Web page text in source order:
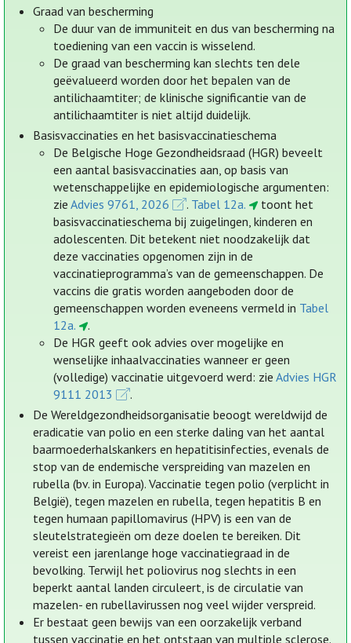
Graad van bescherming
De duur van de immuniteit en dus van bescherming na
toediening van een vaccin is wisselend.
De graad van bescherming kan slechts ten dele
geëvalueerd worden door het bepalen van de
antilichaamtiter; de klinische significantie van de
antilichaamtiter is niet altijd duidelijk.
Basisvaccinaties en het basisvaccinatieschema
De Belgische Hoge Gezondheidsraad (HGR) beveelt
een aantal basisvaccinaties aan, op basis van
wetenschappelijke en epidemiologische argumenten:
zieAdvies 9761, 2026 . Tabel 12a.
toont het
basisvaccinatieschema bij zuigelingen, kinderen en
adolescenten. Dit betekent niet noodzakelijk dat
deze vaccinaties opgenomen zijn in de
vaccinatieprogramma’s van de gemeenschappen. De
vaccins die gratis worden aangeboden door de
gemeenschappen worden eveneens vermeld in Tabel
12a.
.
De HGR geeft ook advies over mogelijke en
wenselijke inhaalvaccinaties wanneer er geen
(volledige) vaccinatie uitgevoerd werd: zieAdvies HGR
9111 2013
.
De Wereldgezondheidsorganisatie beoogt wereldwijd de
eradicatie van polio en een sterke daling van het aantal
baarmoederhalskankers en hepatitisinfecties, evenals de
stop van de endemische verspreiding van mazelen en
rubella (bv. in Europa). Vaccinatie tegen polio (verplicht in
België), tegen mazelen en rubella, tegen hepatitis B en
tegen humaan papillomavirus (HPV) is een van de
sleutelstrategieën om deze doelen te bereiken. Dit
vereist een jarenlange hoge vaccinatiegraad in de
bevolking. Terwijl het poliovirus nog slechts in een
beperkt aantal landen circuleert, is de circulatie van
mazelen- en rubellavirussen nog veel wijder verspreid.
Er bestaat geen bewijs van een oorzakelijk verband
tussen vaccinatie en het ontstaan van multiple sclerose.